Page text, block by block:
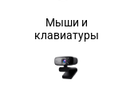
Мыши и
клавиатуры